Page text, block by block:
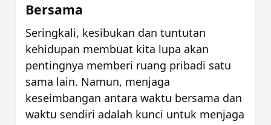
Bersama
Seringkali, kesibukan dan tuntutan
kehidupan membuat kita lupa akan
pentingnya memberi ruang pribadi satu
sama lain. Namun, menjaga
keseimbangan antara waktu bersama dan
waktu sendiri adalah kunci untuk menjaga